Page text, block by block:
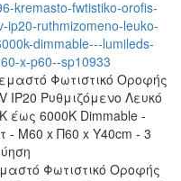
Φωτιστικό Οροφής